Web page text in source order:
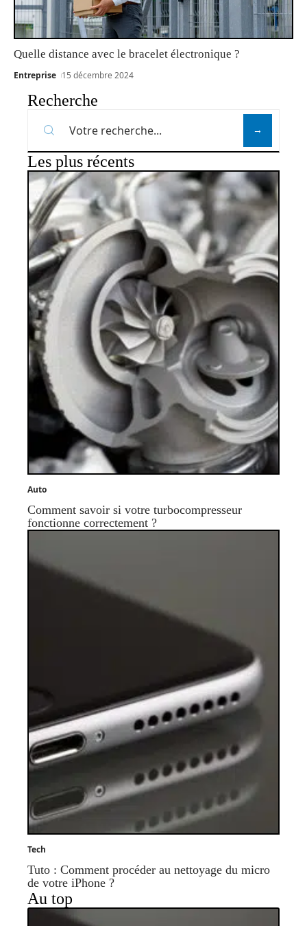
Quelle distance avec le bracelet électronique ?
Entreprise 15 décembre 2024
Recherche
Les plus récents
Auto
Comment savoir si votre turbocompresseur
fonctionne correctement ?
Tech
Tuto : Comment procéder au nettoyage du micro
de votre iPhone ?
Au top